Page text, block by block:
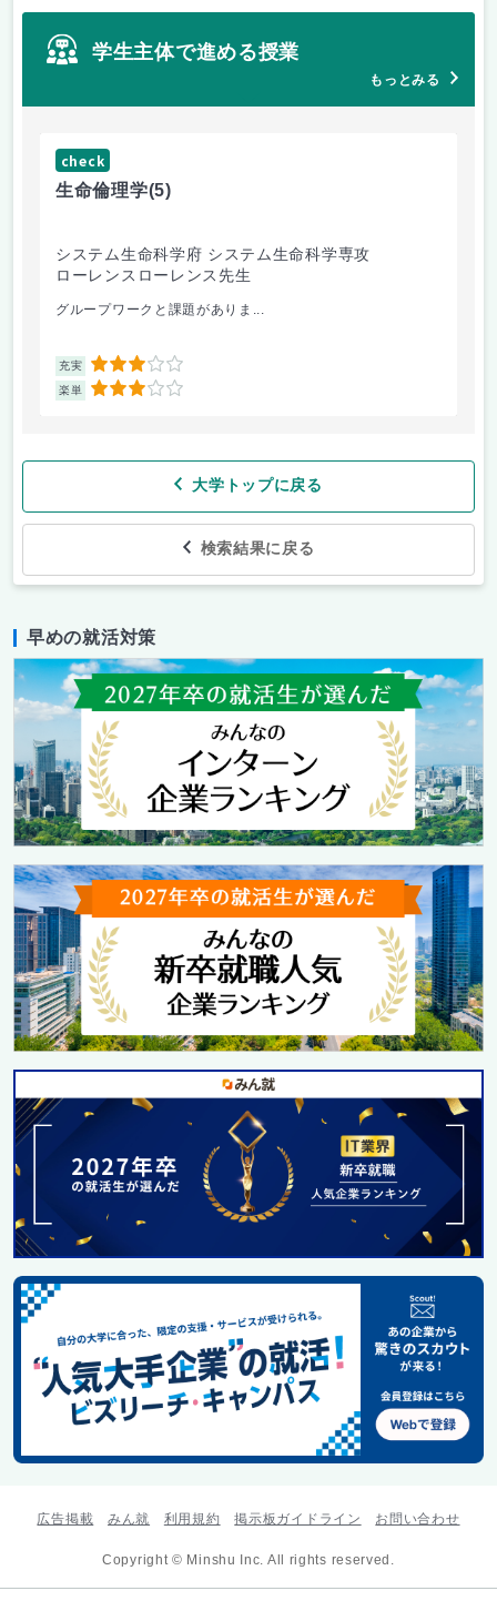
学生主体で進める授業
もっとみる
check
生命倫理学(5)
システム生命科学府 システム生命科学専攻
ローレンスローレンス先生
グループワークと課題がありま...
充実 3
楽単 3
大学トップに戻る
検索結果に戻る
早めの就活対策
広告掲載 みん就 利用規約 掲示板ガイドライン お問い合わせ
Copyright © Minshu Inc. All rights reserved.